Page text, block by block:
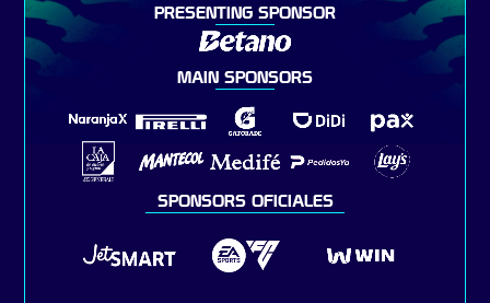
PRESENTING SPONSOR
MAIN SPONSORS
SPONSORS OFICIALES